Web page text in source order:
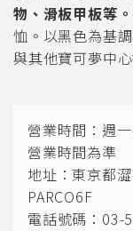
物、滑板甲板等。
恤。以黑色為基
與其他寶可夢中
營業時間：週
營業時間為準
地址：東京都
PARCO6F
電話號碼：03-